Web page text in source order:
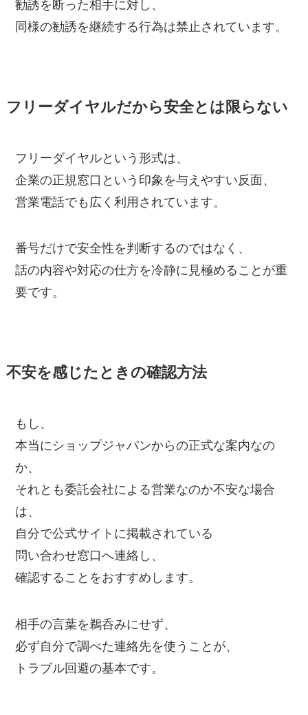
勧誘を断った相手に対し、
同様の勧誘を継続する行為は禁止されています。
フリーダイヤルだから安全とは限らない
フリーダイヤルという形式は、
企業の正規窓口という印象を与えやすい反面、
営業電話でも広く利用されています。
番号だけで安全性を判断するのではなく、
話の内容や対応の仕方を冷静に見極めることが重
要です。
不安を感じたときの確認方法
もし、
本当にショップジャパンからの正式な案内なの
か、
それとも委託会社による営業なのか不安な場合
は、
自分で公式サイトに掲載されている
問い合わせ窓口へ連絡し、
確認することをおすすめします。
相手の言葉を鵜呑みにせず、
必ず自分で調べた連絡先を使うことが、
トラブル回避の基本です。